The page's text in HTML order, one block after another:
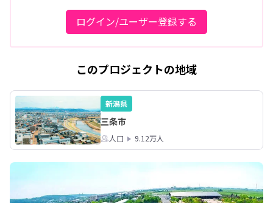
ログイン/ユーザー登録する
このプロジェクトの地域
新潟県
三条市
人口 9.12万人